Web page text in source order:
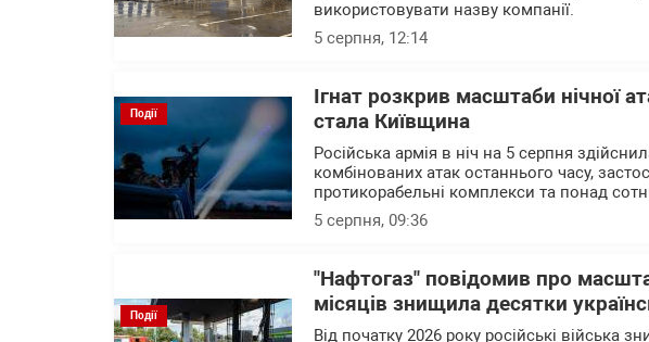
використовувати назву компанії.
5 серпня, 12:14
Події
Ігнат розкрив масштаби нічної
стала Київщина
Російська армія в ніч на 5 серпня
комбінованих атак останнього часу,
протикорабельні комплекси та понад
5 серпня, 09:36
Події
"Нафтогаз" повідомив про
місяців знищила десятки
Від початку 2026 року російські війська